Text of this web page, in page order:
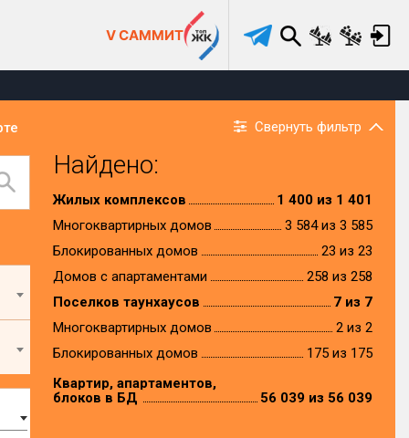
V САММИТ
Свернуть фильтр
Найдено:
Жилых комплексов
1 400 из 1 401
Многоквартирных домов
3 584 из 3 585
Блокированных домов
23 из 23
Домов с апартаментами
258 из 258
Поселков таунхаусов
7 из 7
Многоквартирных домов
2 из 2
Блокированных домов
175 из 175
Квартир, апартаментов,
блоков в БД
56 039 из 56 039